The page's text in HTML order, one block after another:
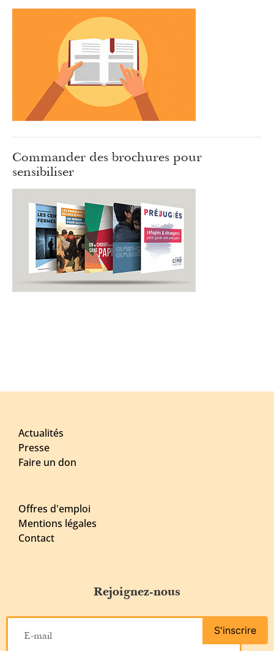
Commander des brochures pour
sensibiliser
Actualités
Presse
Faire un don
Offres d'emploi
Mentions légales
Contact
Rejoignez-nous
S'inscrire